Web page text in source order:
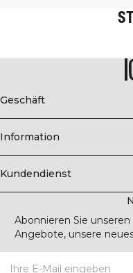
Geschäft
Information
Kundendienst
Abonnieren Sie
Angebote, unsere